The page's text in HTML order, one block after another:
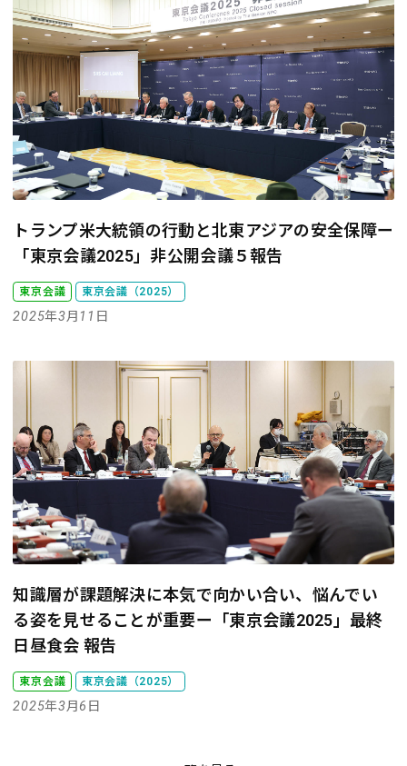
トランプ米大統領の行動と北東アジアの安全保障ー
「東京会議2025」非公開会議５報告
東京会議 東京会議（2025）
2025年3月11日
知識層が課題解決に本気で向かい合い、悩んでい
る姿を見せることが重要ー「東京会議2025」最終
日昼食会 報告
東京会議 東京会議（2025）
2025年3月6日